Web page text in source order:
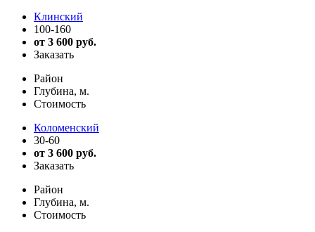
Клинский
100-160
от 3 600 руб.
Заказать
Район
Глубина, м.
Стоимость
Коломенский
30-60
от 3 600 руб.
Заказать
Район
Глубина, м.
Стоимость